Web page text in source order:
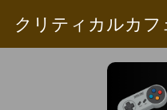
クリティカルカフ